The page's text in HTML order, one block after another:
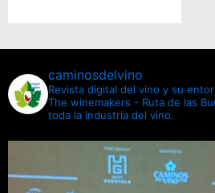
caminosdelvino
Revista digital del vino y su
The winemakers - Ruta de las
toda la industria del vino.